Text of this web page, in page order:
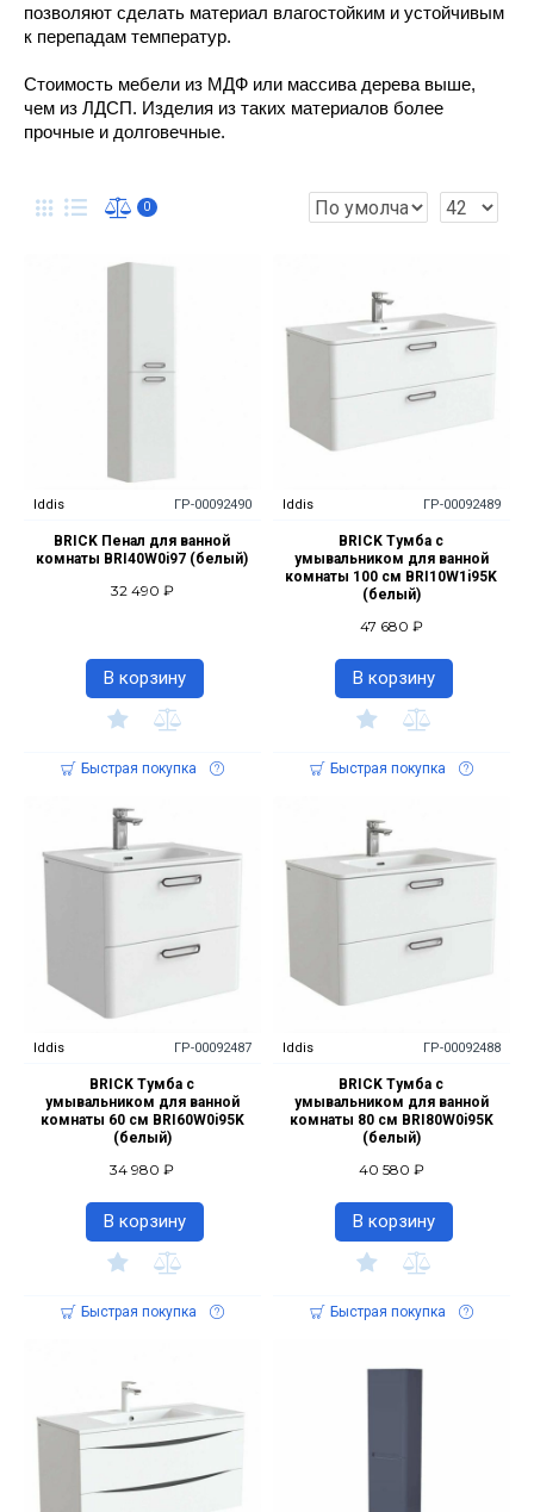
позволяют сделать материал влагостойким и устойчивым
к перепадам температур.
Стоимость мебели из МДФ или массива дерева выше,
чем из ЛДСП. Изделия из таких материалов более
прочные и долговечные.
0
Iddis ГР-00092490
BRICK Пенал для ванной
комнаты BRI40W0i97 (белый)
32 490 ₽
В корзину
Быстрая покупка
Iddis ГР-00092489
BRICK Тумба с
умывальником для ванной
комнаты 100 см BRI10W1i95K
(белый)
47 680 ₽
В корзину
Быстрая покупка
Iddis ГР-00092487
BRICK Тумба с
умывальником для ванной
комнаты 60 см BRI60W0i95K
(белый)
34 980 ₽
В корзину
Быстрая покупка
Iddis ГР-00092488
BRICK Тумба с
умывальником для ванной
комнаты 80 см BRI80W0i95K
(белый)
40 580 ₽
В корзину
Быстрая покупка